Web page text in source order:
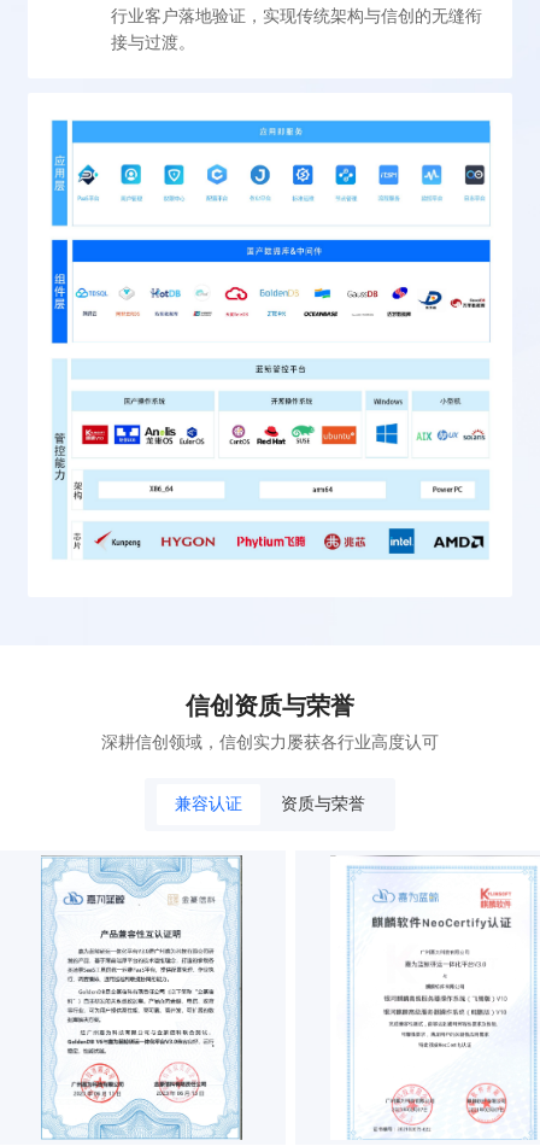
行业客户落地验证，实现传统架构与信创的无缝衔
接与过渡。
信创资质与荣誉
深耕信创领域，信创实力屡获各行业高度认可
兼容认证 资质与荣誉